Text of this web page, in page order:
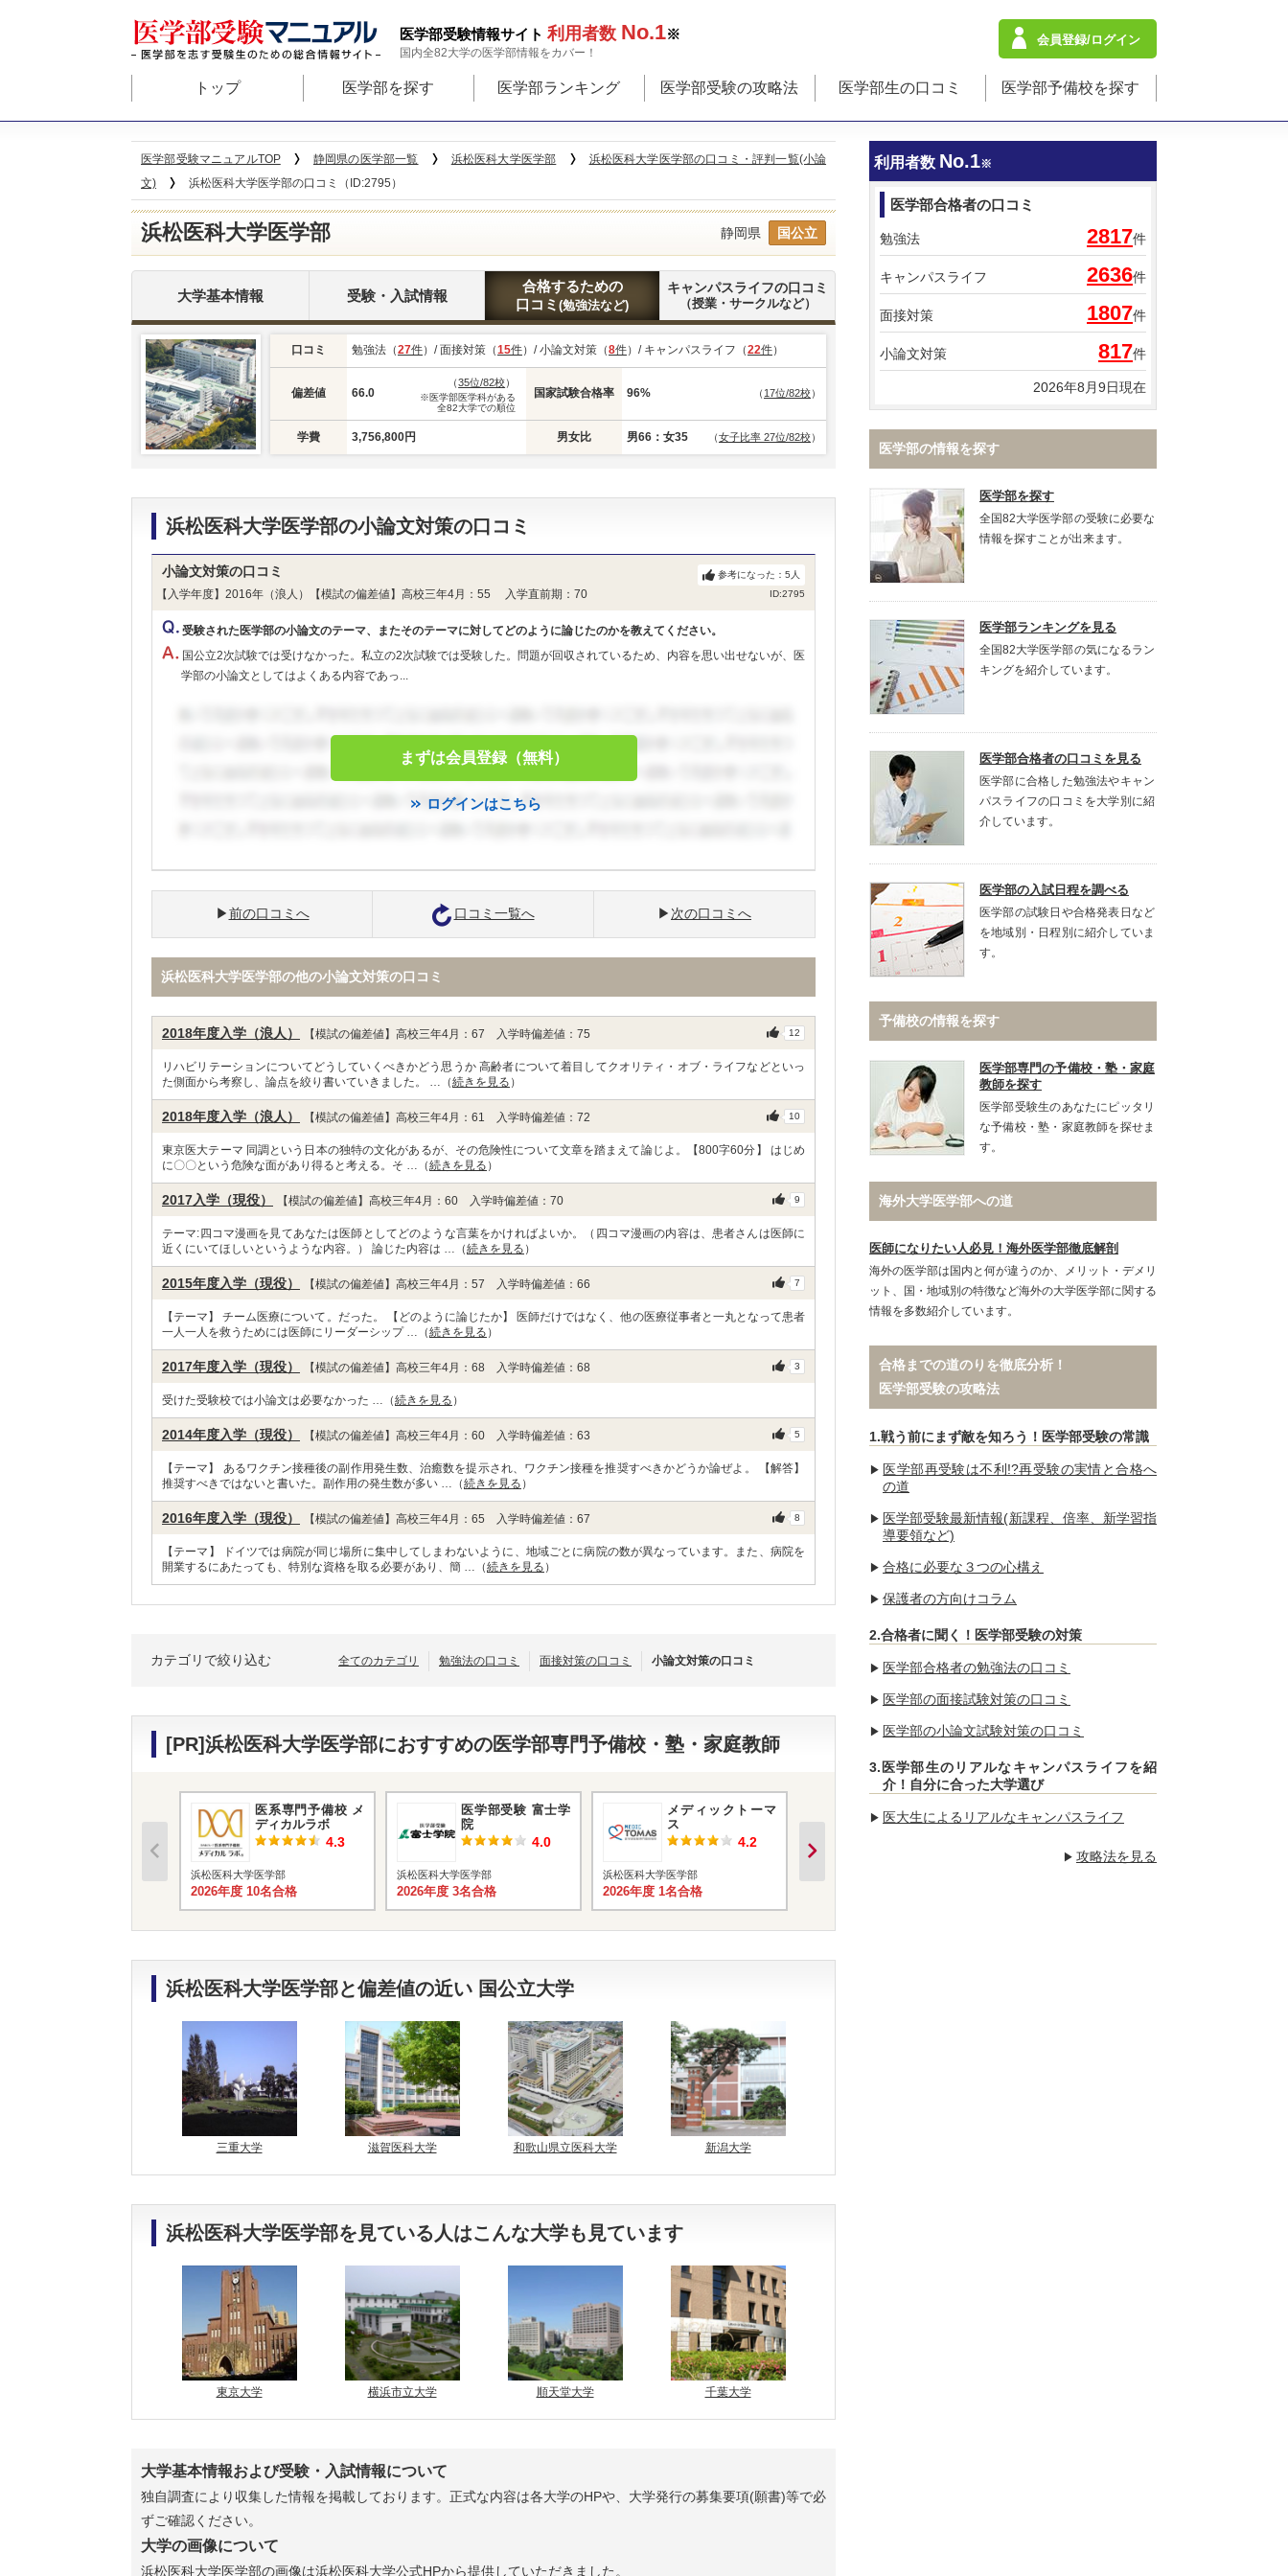
医学部受験情報サイト 利用者数 No.1※
国内全82大学の医学部情報をカバー！
会員登録/ログイン
トップ 医学部を探す 医学部ランキング 医学部受験の攻略法 医学部生の口コミ 医学部予備校を探す
医学部受験マニュアルTOP 静岡県の医学部一覧 浜松医科大学医学部
浜松医科大学医学部の口コミ・評判一覧(小論
文)
浜松医科大学医学部の口コミ（ID:2795）
浜松医科大学医学部 静岡県 国公立
大学基本情報 受験・入試情報
合格するための
口コミ (勉強法など)
キャンパスライフの口コミ
（授業・サークルなど）
口コミ 勉強法（27件）/ 面接対策（15件）/ 小論文対策（8件）/ キャンパスライフ（22件）
偏差値 66.0
（35位/82校）
※医学部医学科がある
全82大学での順位
国家試験合格率 96% （ 17位/82校）
学費 3,756,800円 男女比 男66：女35 （女子比率 27位/82校）
浜松医科大学医学部の小論文対策の口コミ
小論文対策の口コミ
【入学年度】2016年（浪人）【模試の偏差値】高校三年4月：55 入学直前期：70 ID:2795
参考になった： 5 人
受験された医学部の小論文のテーマ、またそのテーマに対してどのように論じたのかを教えてください。
国公立2次試験では受けなかった。私立の2次試験では受験した。問題が回収されているため、内容を思い出せないが、医
学部の小論文としてはよくある内容であっ...
まずは会員登録（無料）
ログインはこちら
前の口コミへ 口コミ一覧へ 次の口コミへ
浜松医科大学医学部の他の小論文対策の口コミ
2018年度入学（浪人） 【模試の偏差値】高校三年4月：67 入学時偏差値：75 12
リハビリテーションについてどうしていくべきかどう思うか 高齢者について着目してクオリティ・オブ・ライフなどといっ
た側面から考察し、論点を絞り書いていきました。 …（続きを見る ）
2018年度入学（浪人） 【模試の偏差値】高校三年4月：61 入学時偏差値：72 10
東京医大テーマ 同調という日本の独特の文化があるが、その危険性について文章を踏まえて論じよ。【800字60分】 はじめ
に〇〇という危険な面があり得ると考える。そ …（続きを見る ）
2017入学（現役） 【模試の偏差値】高校三年4月：60 入学時偏差値：70 9
テーマ:四コマ漫画を見てあなたは医師としてどのような言葉をかければよいか。（四コマ漫画の内容は、患者さんは医師に
近くにいてほしいというような内容。） 論じた内容は …（続きを見る ）
2015年度入学（現役） 【模試の偏差値】高校三年4月：57 入学時偏差値：66 7
【テーマ】 チーム医療について。だった。 【どのように論じたか】 医師だけではなく、他の医療従事者と一丸となって患者
一人一人を救うためには医師にリーダーシップ …（続きを見る ）
2017年度入学（現役） 【模試の偏差値】高校三年4月：68 入学時偏差値：68 3
受けた受験校では小論文は必要なかった …（続きを見る ）
2014年度入学（現役） 【模試の偏差値】高校三年4月：60 入学時偏差値：63 5
【テーマ】 あるワクチン接種後の副作用発生数、治癒数を提示され、ワクチン接種を推奨すべきかどうか論ぜよ。 【解答】
推奨すべきではないと書いた。副作用の発生数が多い …（続きを見る ）
2016年度入学（現役） 【模試の偏差値】高校三年4月：65 入学時偏差値：67 8
【テーマ】 ドイツでは病院が同じ場所に集中してしまわないように、地域ごとに病院の数が異なっています。また、病院を
開業するにあたっても、特別な資格を取る必要があり、簡 …（続きを見る ）
カテゴリで絞り込む 全てのカテゴリ 勉強法の口コミ 面接対策の口コミ 小論文対策の口コミ
[PR]浜松医科大学医学部におすすめの医学部専門予備校・塾・家庭教師
医系専門予備校 メ
ディカルラボ
4.3
浜松医科大学医学部
2026年度 10名合格
医学部受験 富士学
院
4.0
浜松医科大学医学部
2026年度 3名合格
メディックトーマ
ス
4.2
浜松医科大学医学部
2026年度 1名合格
医系受験専門
Medi-UP(メディア
医系学部専門予備
校【武田塾医進
3.9
浜松医科大学医学部と偏差値の近い 国公立大学
三重大学 滋賀医科大学 和歌山県立医科大学 新潟大学
浜松医科大学医学部を見ている人はこんな大学も見ています
東京大学 横浜市立大学 順天堂大学 千葉大学
大学基本情報および受験・入試情報について
独自調査により収集した情報を掲載しております。正式な内容は各大学のHPや、大学発行の募集要項(願書)等で必
ずご確認ください。
大学の画像について
浜松医科大学医学部の画像は浜松医科大学公式HPから提供していただきました。
利用者数 No.1※
医学部合格者の口コミ
勉強法 2817件
キャンパスライフ 2636件
面接対策 1807件
小論文対策 817件
2026年8月9日現在
医学部の情報を探す
医学部を探す
全国82大学医学部の受験に必要な
情報を探すことが出来ます。
医学部ランキングを見る
全国82大学医学部の気になるラン
キングを紹介しています。
医学部合格者の口コミを見る
医学部に合格した勉強法やキャン
パスライフの口コミを大学別に紹
介しています。
医学部の入試日程を調べる
医学部の試験日や合格発表日など
を地域別・日程別に紹介していま
す。
予備校の情報を探す
医学部専門の予備校・塾・家庭
教師を探す
医学部受験生のあなたにピッタリ
な予備校・塾・家庭教師を探せま
す。
海外大学医学部への道
医師になりたい人必見！海外医学部徹底解剖
海外の医学部は国内と何が違うのか、メリット・デメリ
ット、国・地域別の特徴など海外の大学医学部に関する
情報を多数紹介しています。
合格までの道のりを徹底分析！
医学部受験の攻略法
1.戦う前にまず敵を知ろう！医学部受験の常識
医学部再受験は不利!?再受験の実情と合格へ
の道
医学部受験最新情報(新課程、倍率、新学習指
導要領など)
合格に必要な３つの心構え
保護者の方向けコラム
2.合格者に聞く！医学部受験の対策
医学部合格者の勉強法の口コミ
医学部の面接試験対策の口コミ
医学部の小論文試験対策の口コミ
3.医学部生のリアルなキャンパスライフを紹
介！自分に合った大学選び
医大生によるリアルなキャンパスライフ
攻略法を見る